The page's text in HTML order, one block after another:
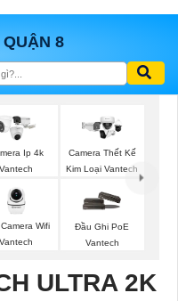
8
Ip 4k
Vantech
Camera Thết Kế
Kim Loại Vantech
Wifi
Vantech
Đầu Ghi PoE
Vantech
ULTRA 2K